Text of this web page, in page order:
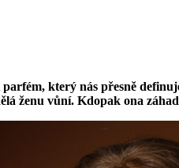
který nás přesně
ženu vůní. Kdopak ona